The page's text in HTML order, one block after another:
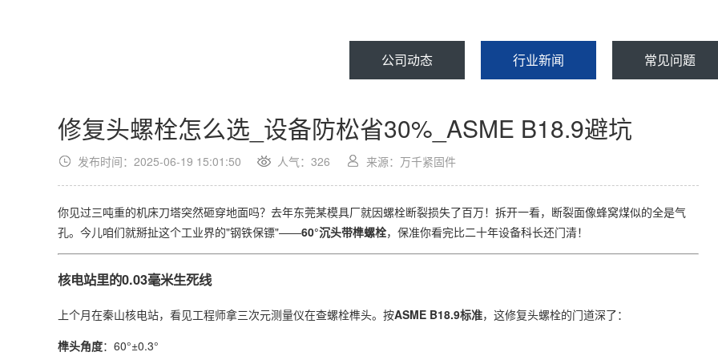
公司动态 行业新闻 常见问题
修复头螺栓怎么选_设备防松省30%_ASME B18.9避坑
发布时间：2025-06-19 15:01:50 人气： 326 来源：万千紧固件
你见过三吨重的机床刀塔突然砸穿地面吗？去年东莞某模具厂就因螺栓断裂损失了百万！拆开一看，断裂面像蜂窝煤似的全是气
孔。今儿咱们就掰扯这个工业界的"钢铁保镖"——​​60°沉头带榫螺栓​​，保准你看完比二十年设备科长还门清！
核电站里的0.03毫米生死线
上个月在秦山核电站，看见工程师拿三次元测量仪在查螺栓榫头。按​​ASME B18.9标准​​，这修复头螺栓的门道深了：
​榫头角度​​：60°±0.3°